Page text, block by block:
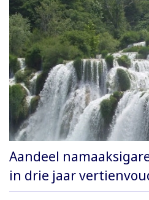
Aandeel
in drie jaar